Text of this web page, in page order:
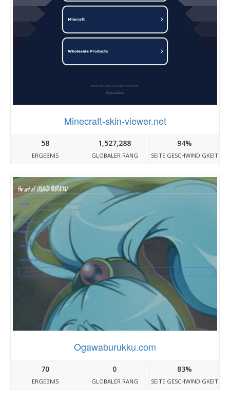
Minecraft-skin-viewer.net
58
ERGEBNIS
1,527,288
GLOBALER RANG
94%
SEITE GESCHWINDIGKEIT
Ogawaburukku.com
70
ERGEBNIS
0
GLOBALER RANG
83%
SEITE GESCHWINDIGKEIT